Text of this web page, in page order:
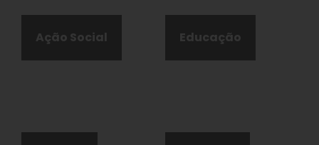
Ação Social Educação